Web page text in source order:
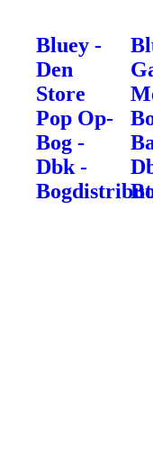
Bluey -
Den
Store
Pop Op-
Bog -
Dbk -